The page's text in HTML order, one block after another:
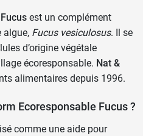
et à la défense
associations.
biologique - FR-BIO-
UE.
est un complément
algue, Fucus vesiculosus. Il se
d’origine végétale
écoresponsable. Nat &
alimentaires depuis 1996.
Ecoresponsable Fucus ?
comme une aide pour